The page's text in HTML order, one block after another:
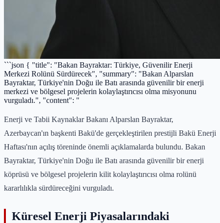
```json { "title": "Bakan Bayraktar: Türkiye, Güvenilir Enerji
Merkezi Rolünü Sürdürecek", "summary": "Bakan Alparslan
Bayraktar, Türkiye'nin Doğu ile Batı arasında güvenilir bir enerji
merkezi ve bölgesel projelerin kolaylaştırıcısı olma misyonunu
vurguladı.", "content": "
Enerji ve Tabii Kaynaklar Bakanı Alparslan Bayraktar,
Azerbaycan'ın başkenti Bakü'de gerçekleştirilen prestijli Bakü Enerji
Haftası'nın açılış töreninde önemli açıklamalarda bulundu. Bakan
Bayraktar, Türkiye'nin Doğu ile Batı arasında güvenilir bir enerji
köprüsü ve bölgesel projelerin kilit kolaylaştırıcısı olma rolünü
kararlılıkla sürdüreceğini vurguladı.
Küresel Enerji Piyasalarındaki